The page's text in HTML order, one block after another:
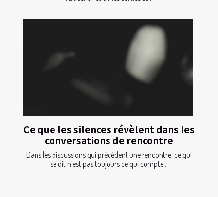
Ce que les silences révèlent dans les
conversations de rencontre
Dans les discussions qui précèdent une rencontre, ce qui
se dit n’est pas toujours ce qui compte...